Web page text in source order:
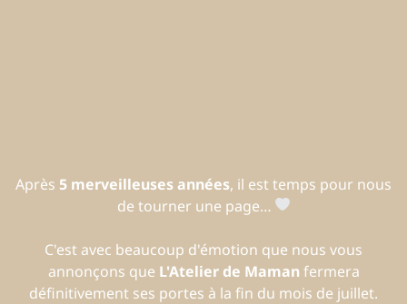
Après 5 merveilleuses années, il est temps pour nous
de tourner une page…
C'est avec beaucoup d'émotion que nous vous
annonçons que L'Atelier de Maman fermera
définitivement ses portes à la fin du mois de juillet.